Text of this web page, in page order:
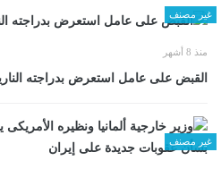
غير مصنف
منذ 8 أشهر
القبض على عامل استعرض بدراجته
غير مصنف